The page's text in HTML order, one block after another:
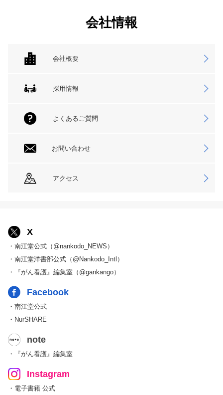
会社情報
会社概要
採用情報
よくあるご質問
お問い合わせ
アクセス
X
・南江堂公式（@nankodo_NEWS）
・南江堂洋書部公式（@Nankodo_Intl）
・『がん看護』編集室（@gankango）
Facebook
・南江堂公式
・NurSHARE
note
・『がん看護』編集室
Instagram
・電子書籍 公式